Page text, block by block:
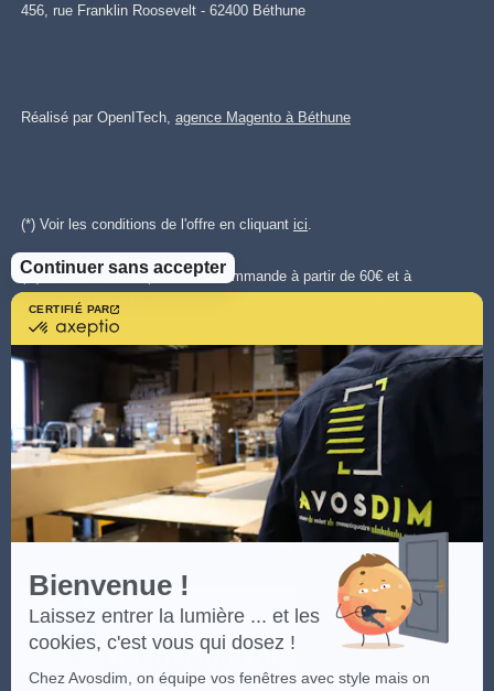
CERTIFIÉ PAR
En
savoir
plus
sur
Axeptio
Bienvenue !
Laissez entrer la lumière ... et les
cookies, c'est vous qui dosez !
Chez Avosdim, on équipe vos fenêtres avec style mais on
Continuer sans accepter
456, rue Franklin Roosevelt - 62400 Béthune
Réalisé par OpenITech, agence Magento à Béthune
(*) Voir les conditions de l'offre en cliquant ici
(**)Livraison offerte pour toute commande à partir de 60€ et à
destination de la France métropolitaine - hors Corse et destinations
spéciales. Offre valable sur le transporteur le moins cher disponible.
Plus d'infos cliquezici..
Les visuels du site sont la propriété intellectuelle d'Avosdim, toute
reproduction partielle ou totale est interdite.